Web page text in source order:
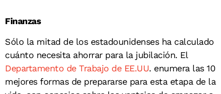
Finanzas
Sólo la mitad de los estadounidenses ha calculado
cuánto necesita ahorrar para la jubilación. El
Departamento de Trabajo de EE.UU. enumera las 10
mejores formas de prepararse para esta etapa de la